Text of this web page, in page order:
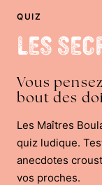
QUIZ
Les
Vous
bout des
Les Maîtres
quiz ludique.
anecdotes
vos proches.